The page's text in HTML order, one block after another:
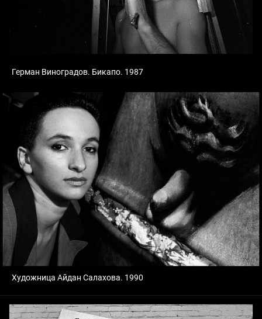
Герман Виноградов. Бикапо. 1987
Художница Айдан Салахова. 1990